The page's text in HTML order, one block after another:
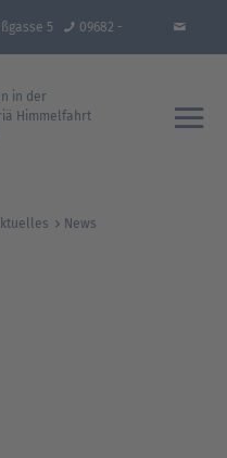
5 09682 -
in der
Himmelfahrt
News